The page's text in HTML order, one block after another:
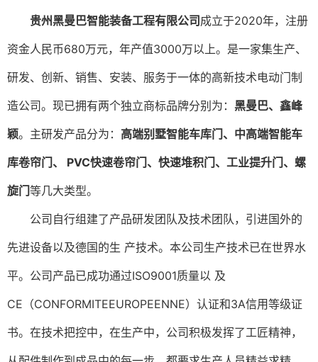
贵州黑曼巴智能装备工程有限公司成立于2020年，注册
资金人民币680万元，年产值3000万以上。是一家集生产、
研发、创新、销售、安装、服务于一体的高新技术电动门制
造公司。现已拥有两个独立商标品牌分别为： 黑曼巴、鑫峰
颖。主研发产品分为： 高端别墅智能车库门、中高端智能车
库卷帘门、 PVC快速卷帘门、快速堆积门、工业提升门、螺
旋门等几大类型。
公司自行组建了产品研发团队及技术团队，引进国外的
先进设备以及德国的生 产技术。本公司生产技术已在世界水
平。公司产品已成功通过ISO9001质量以 及
CE （CONFORMITEEUROPEENNE）认证和3A信用等级证
书。在技术把控中，在生产中，公司积极发挥了工匠精神，